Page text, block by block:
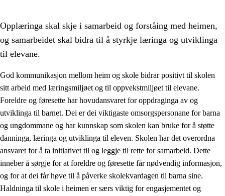
3. Prinsipp for praksisen i skolen
Eit inkluderande læringsmiljø
3.2 Undervisning og tilpassa opplæring
Opplæringa skal skje i samarbeid og forståing med heimen,
og samarbeidet skal bidra til å styrkje læringa og utviklinga
til elevane.
God kommunikasjon mellom heim og skole bidrar positivt til skolen
sitt arbeid med læringsmiljøet og til oppvekstmiljøet til elevane.
Foreldre og føresette har hovudansvaret for oppdraginga av og
utviklinga til barnet. Dei er dei viktigaste omsorgspersonane for barna
og ungdommane og har kunnskap som skolen kan bruke for å støtte
danninga, læringa og utviklinga til eleven. Skolen har det overordna
ansvaret for å ta initiativet til og leggje til rette for samarbeid. Dette
inneber å sørgje for at foreldre og føresette får nødvendig informasjon,
og for at dei får høve til å påverke skolekvardagen til barna sine.
Haldninga til skole i heimen er særs viktig for engasjementet og